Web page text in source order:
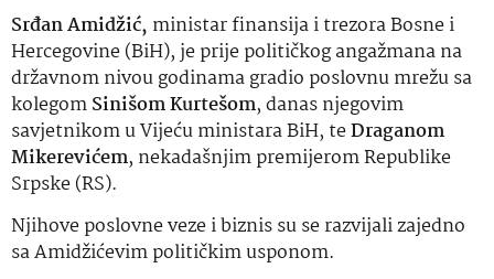
Srđan Amidžić, ministar finansija i trezora Bosne i
Hercegovine (BiH), je prije političkog angažmana na
državnom nivou godinama gradio poslovnu mrežu sa
kolegomSinišom Kurtešom, danas njegovim
savjetnikom u Vijeću ministara BiH, teDraganom
Mikerevićem, nekadašnjim premijerom Republike
Srpske (RS).
Njihove poslovne veze i biznis su se razvijali zajedno
sa Amidžićevim političkim usponom.